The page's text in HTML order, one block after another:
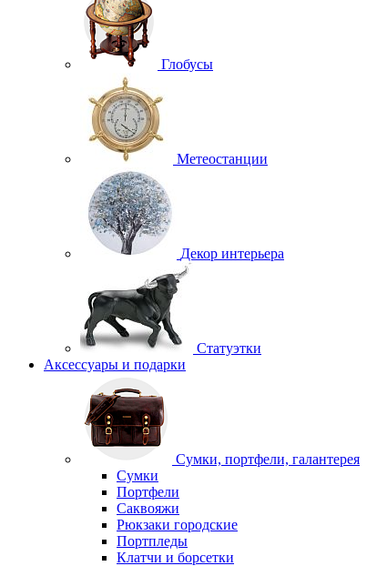
Глобусы
Метеостанции
Декор интерьера
Статуэтки
Аксессуары и подарки
Сумки, портфели, галантерея
Сумки
Портфели
Саквояжи
Рюкзаки городские
Портпледы
Клатчи и борсетки